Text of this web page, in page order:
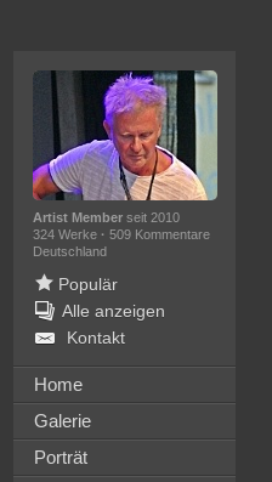
Artist Memberseit 2010
324 Werke · 509 Kommentare
Deutschland
Populär
Alle anzeigen
Kontakt
Home
Galerie
Porträt